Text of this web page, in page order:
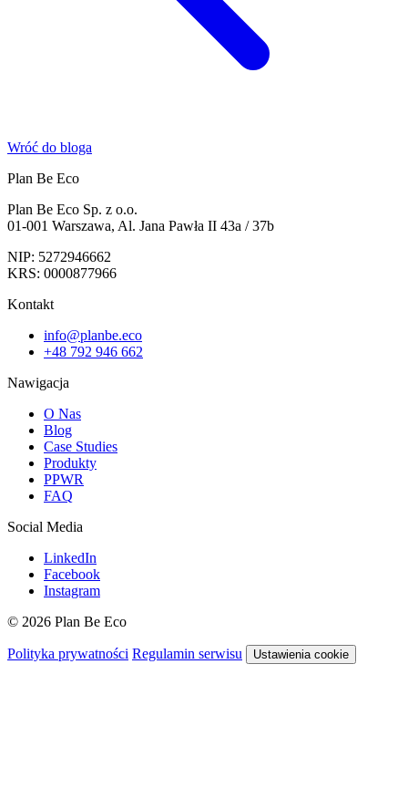
Wróć do bloga
Plan Be Eco
Plan Be Eco Sp. z o.o.
01-001 Warszawa, Al. Jana Pawła II 43a / 37b
NIP: 5272946662
KRS: 0000877966
Kontakt
info@planbe.eco
+48 792 946 662
Nawigacja
O Nas
Blog
Case Studies
Produkty
PPWR
FAQ
Social Media
LinkedIn
Facebook
Instagram
© 2026 Plan Be Eco
Polityka prywatności Regulamin serwisu Ustawienia cookie